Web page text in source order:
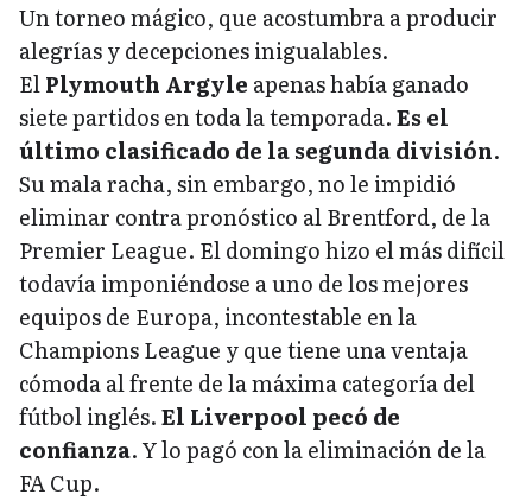
Un torneo mágico, que acostumbra a producir
alegrías y decepciones inigualables.
ElPlymouth Argyle apenas había ganado
siete partidos en toda la temporada.Es el
último clasificado de la segunda división.
Su mala racha, sin embargo, no le impidió
eliminar contra pronóstico al Brentford, de la
Premier League. El domingo hizo el más difícil
todavía imponiéndose a uno de los mejores
equipos de Europa, incontestable en la
Champions League y que tiene una ventaja
cómoda al frente de la máxima categoría del
fútbol inglés.El Liverpool pecó de
confianza. Y lo pagó con la eliminación de la
FA Cup.